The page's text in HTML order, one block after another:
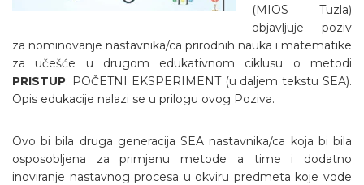
(MIOS Tuzla)
objavljuje poziv
za nominovanje nastavnika/ca prirodnih nauka i matematike
za učešće u drugom edukativnom ciklusu o metodi
PRISTUP: POČETNI EKSPERIMENT (u daljem tekstu SEA).
Opis edukacije nalazi se u prilogu ovog Poziva.
Ovo bi bila druga generacija SEA nastavnika/ca koja bi bila
osposobljena za primjenu metode a time i dodatno
inoviranje nastavnog procesa u okviru predmeta koje vode